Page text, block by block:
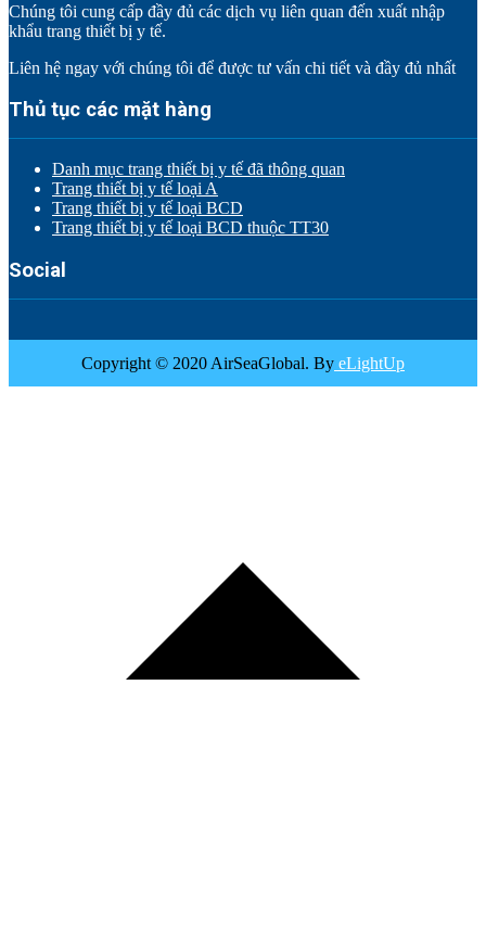
Chúng tôi cung cấp đầy đủ các dịch vụ liên quan đến xuất nhập
khẩu trang thiết bị y tế.
Liên hệ ngay với chúng tôi để được tư vấn chi tiết và đầy đủ nhất
Thủ tục các mặt hàng
Danh mục trang thiết bị y tế đã thông quan
Trang thiết bị y tế loại A
Trang thiết bị y tế loại BCD
Trang thiết bị y tế loại BCD thuộc TT30
Social
Copyright © 2020 AirSeaGlobal. By eLightUp